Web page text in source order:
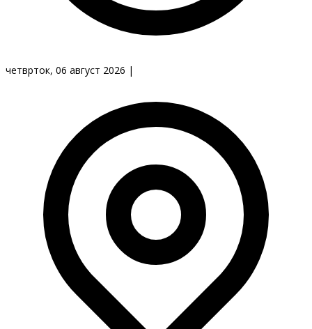
четврток, 06 август 2026 |